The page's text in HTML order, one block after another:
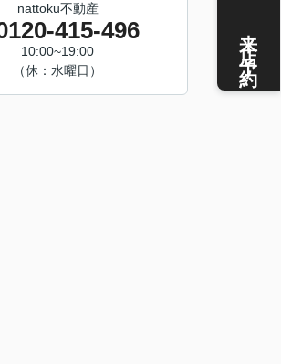
nattoku不動産
415-496
10:00~19:00
（休：水曜日）
来店予約